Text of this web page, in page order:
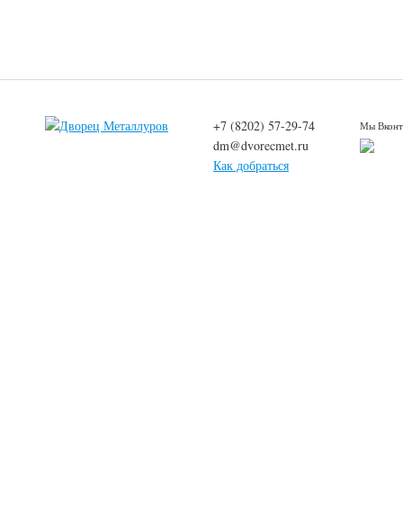
+7 (8202) 57-29-74
dm@dvorecmet.ru
Как добраться
Мы